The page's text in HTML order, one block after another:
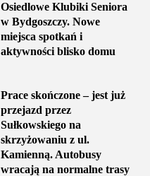
Osiedlowe Klubiki Seniora
w Bydgoszczy. Nowe
miejsca spotkań i
aktywności blisko domu
Prace skończone – jest już
przejazd przez
Sułkowskiego na
skrzyżowaniu z ul.
Kamienną. Autobusy
wracają na normalne trasy